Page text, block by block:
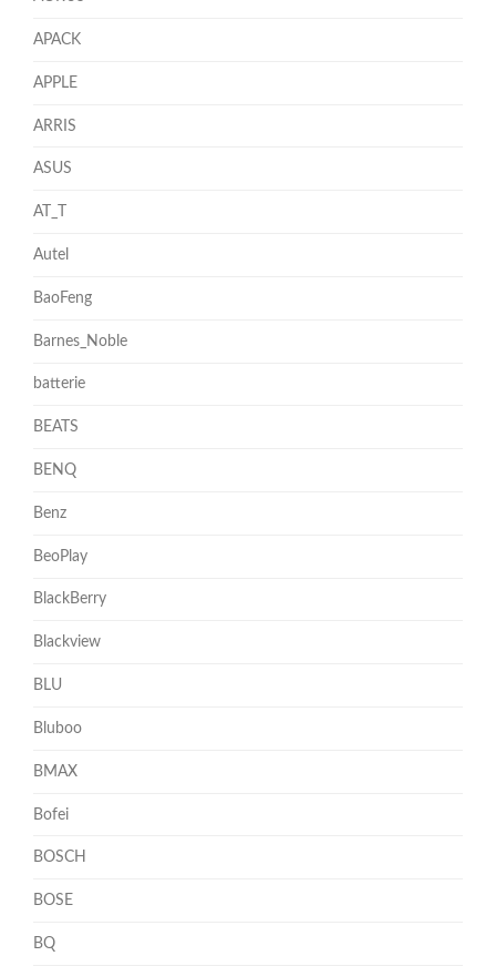
APACK
APPLE
ARRIS
ASUS
AT_T
Autel
BaoFeng
Barnes_Noble
batterie
BEATS
BENQ
Benz
BeoPlay
BlackBerry
Blackview
BLU
Bluboo
BMAX
Bofei
BOSCH
BOSE
BQ